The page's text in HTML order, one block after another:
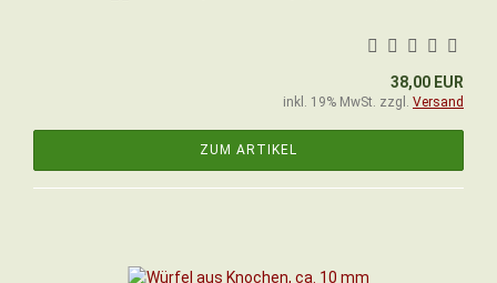
38,00 EUR
inkl. 19% MwSt. zzgl. Versand
ZUM ARTIKEL